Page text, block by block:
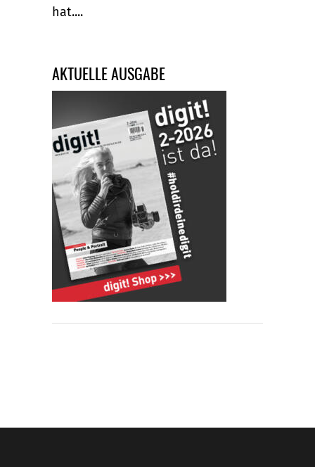
hat....
AKTUELLE AUSGABE